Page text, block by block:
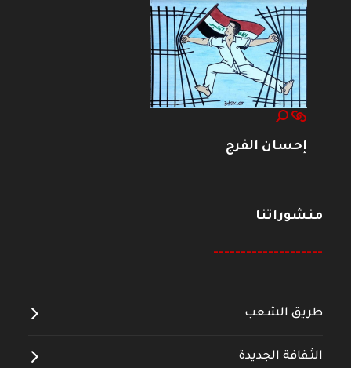
إحسان الفرج
منشوراتنا
--------------------
طريق الشعب
الثقافة الجديدة